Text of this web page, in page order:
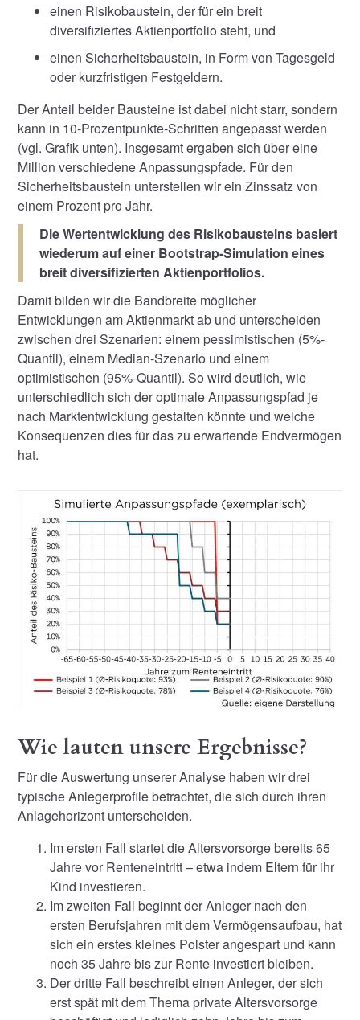
einen Risikobaustein, der für ein breit
diversifiziertes Aktienportfolio steht, und
einen Sicherheitsbaustein, in Form von Tagesgeld
oder kurzfristigen Festgeldern.
Der Anteil beider Bausteine ist dabei nicht starr, sondern
kann in 10-Prozentpunkte-Schritten angepasst werden
(vgl. Grafik unten). Insgesamt ergaben sich über eine
Million verschiedene Anpassungspfade. Für den
Sicherheitsbaustein unterstellen wir ein Zinssatz von
einem Prozent pro Jahr.
Die Wertentwicklung des Risikobausteins basiert
wiederum auf einer Bootstrap-Simulation eines
breit diversifizierten Aktienportfolios.
Damit bilden wir die Bandbreite möglicher
Entwicklungen am Aktienmarkt ab und unterscheiden
zwischen drei Szenarien: einem pessimistischen (5%-
Quantil), einem Median-Szenario und einem
optimistischen (95%-Quantil). So wird deutlich, wie
unterschiedlich sich der optimale Anpassungspfad je
nach Marktentwicklung gestalten könnte und welche
Konsequenzen dies für das zu erwartende Endvermögen
hat.
Wie lauten unsere Ergebnisse?
Für die Auswertung unserer Analyse haben wir drei
typische Anlegerprofile betrachtet, die sich durch ihren
Anlagehorizont unterscheiden.
Im ersten Fall startet die Altersvorsorge bereits 65
Jahre vor Renteneintritt – etwa indem Eltern für ihr
Kind investieren.
Im zweiten Fall beginnt der Anleger nach den
ersten Berufsjahren mit dem Vermögensaufbau, hat
sich ein erstes kleines Polster angespart und kann
noch 35 Jahre bis zur Rente investiert bleiben.
Der dritte Fall beschreibt einen Anleger, der sich
erst spät mit dem Thema private Altersvorsorge